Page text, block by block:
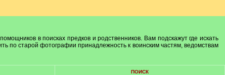
в поисках предков и родственников. Вам подскажут где искать
по старой фотографии принадлежность к воинским частям, ведомствам
ПОИСК